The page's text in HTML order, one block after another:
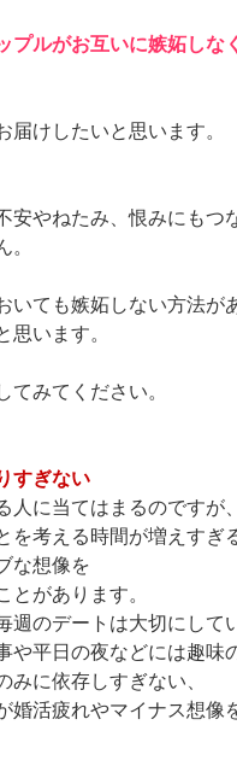
プルがお互いに嫉妬しな
届けしたいと思います。
安やねたみ、恨みにもつ
。
いても嫉妬しない方法が
思います。
てみてください。
すぎない
人に当てはまるのですが、
を考える時間が増えすぎ
な想像を
とがあります。
週のデートは大切にして
や平日の夜などには趣味
みに依存しすぎない、
婚活疲れやマイナス想像